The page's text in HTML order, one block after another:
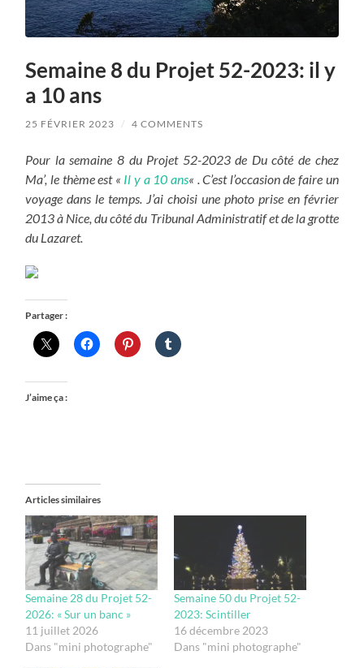
Semaine 8 du Projet 52-2023: il y
a 10 ans
25 FÉVRIER 2023 / 4 COMMENTS
Pour la semaine 8 du Projet 52-2023 de Du côté de chez
Ma’, le thème est « Il y a 10 ans« . C’est l’occasion de faire un
voyage dans le temps. J’ai choisi une photo prise en février
2013 à Nice, du côté du Tribunal Administratif et de la grotte
du Lazaret.
Partager :
J’aime ça :
Articles similaires
Semaine 28 du Projet 52-
2026: « Sur un banc »
11 juillet 2026
Dans "mini photographe"
Semaine 50 du Projet 52-
2023: Scintiller
16 décembre 2023
Dans "mini photographe"